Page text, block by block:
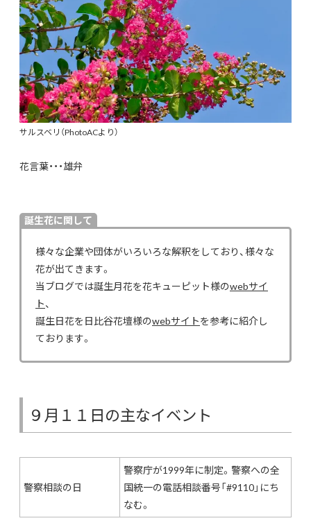
サルスベリ（PhotoACより）
花言葉・・・雄弁
誕生花に関して
様々な企業や団体がいろいろな解釈をしており、様々な
花が出てきます。
当ブログでは誕生月花を花キューピット様のwebサイ
ト、
誕生日花を日比谷花壇様のwebサイトを参考に紹介し
ております。
９月１１日の主なイベント
警察相談の日
警察庁が1999年に制定。警察への全
国統一の電話相談番号「#9110」にち
なむ。